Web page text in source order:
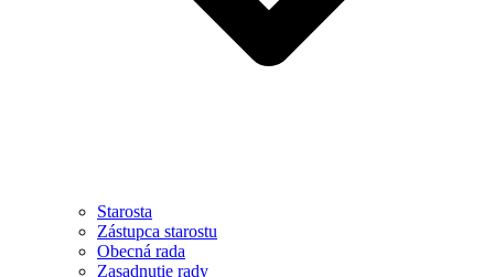
Starosta
Zástupca starostu
Obecná rada
Zasadnutie rady